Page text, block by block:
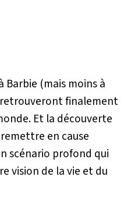
(mais moins à
retrouveront finalement
Et la découverte
en cause
scénario profond qui
vision de la vie et du